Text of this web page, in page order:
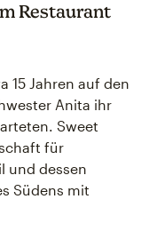
Restaurant
15 Jahren auf den
Anita ihr
Sweet
für
und dessen
Südens mit